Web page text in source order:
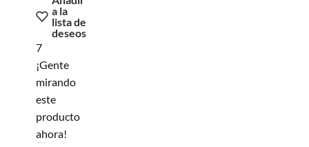
a la
lista de
deseos
7
¡Gente
mirando
este
producto
ahora!